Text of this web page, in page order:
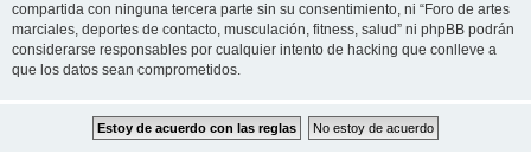
compartida con ninguna tercera parte sin su consentimiento, ni “Foro de artes
marciales, deportes de contacto, musculación, fitness, salud” ni phpBB podrán
considerarse responsables por cualquier intento de hacking que conlleve a
que los datos sean comprometidos.